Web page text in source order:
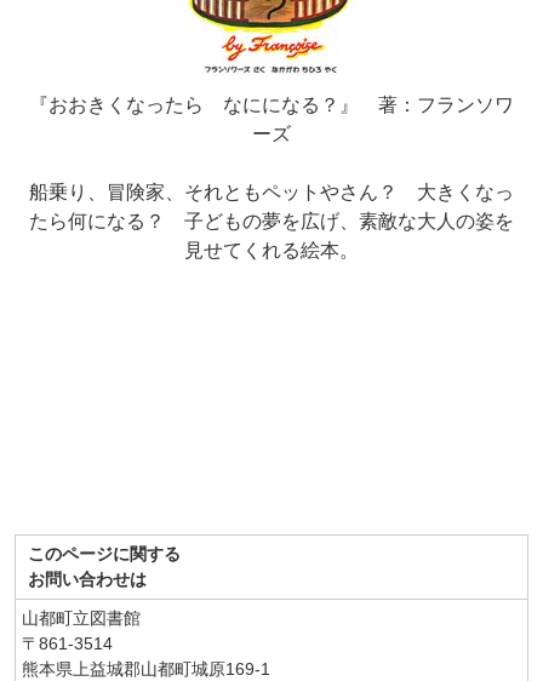
『おおきくなったら なにになる？』 著：フランソワ
ーズ
船乗り、冒険家、それともペットやさん？ 大きくなっ
たら何になる？ 子どもの夢を広げ、素敵な大人の姿を
見せてくれる絵本。
このページに関する
お問い合わせは
山都町立図書館
〒861-3514
熊本県上益城郡山都町城原169-1